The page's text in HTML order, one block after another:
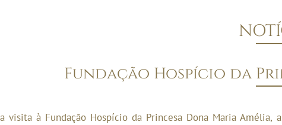
Fundação Hospício da
visita à Fundação Hospício da Princesa Dona Maria